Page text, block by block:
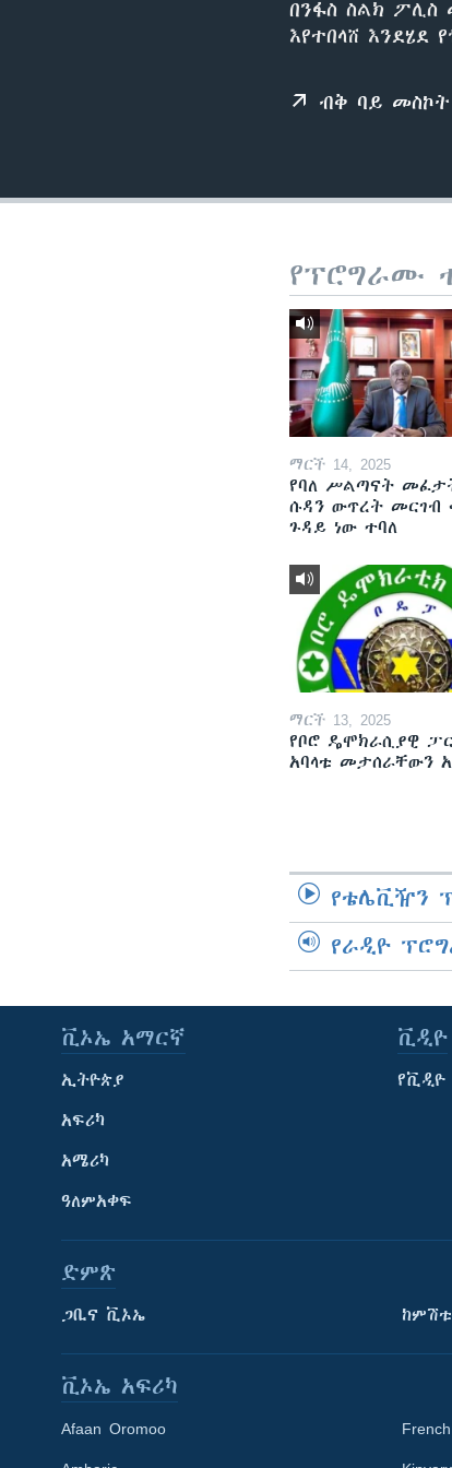
በንፋስ ስልክ ፖሊስ
እየተበላሸ እንደሄደ
ብቅ ባይ
የፕሮግራሙ
ማርች 14, 2025
የባለ ሥልጣናት
ሱዳን ውጥረት መርገብ
ጉዳይ ነው ተባለ
ማርች 13, 2025
የቦሮ ዴሞክራሲያዊ
አባላቱ መታሰራቸውን
የቴሌቪዥን
የራዲዮ
ቪኦኤ አማርኛ
ኢትዮጵያ
አፍሪካ
አሜሪካ
ዓለምአቀፍ
ቪዲዮ
የቪዲዮ
ድምጽ
ጋቢና ቪኦኤ
ቪኦኤ አፍሪካ
Afaan Oromoo French